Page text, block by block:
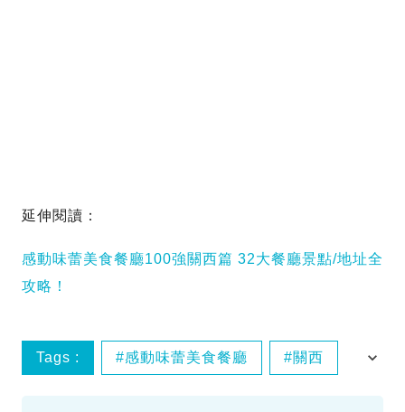
延伸閱讀：
感動味蕾美食餐廳100強關西篇 32大餐廳景點/地址全
攻略！
Tags : 感動味蕾美食餐廳 關西